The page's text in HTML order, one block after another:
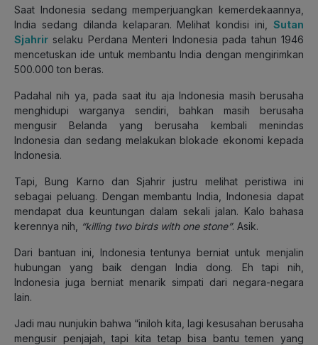
Saat Indonesia sedang memperjuangkan kemerdekaannya,
India sedang dilanda kelaparan. Melihat kondisi ini, Sutan
Sjahrir selaku Perdana Menteri Indonesia pada tahun 1946
mencetuskan ide untuk membantu India dengan mengirimkan
500.000 ton beras.
Padahal nih ya, pada saat itu aja Indonesia masih berusaha
menghidupi warganya sendiri, bahkan masih berusaha
mengusir Belanda yang berusaha kembali menindas
Indonesia dan sedang melakukan blokade ekonomi kepada
Indonesia.
Tapi, Bung Karno dan Sjahrir justru melihat peristiwa ini
sebagai peluang. Dengan membantu India, Indonesia dapat
mendapat dua keuntungan dalam sekali jalan. Kalo bahasa
kerennya nih,
“killing two birds with one stone”. Asik.
Dari bantuan ini, Indonesia tentunya berniat untuk menjalin
hubungan yang baik dengan India dong. Eh tapi nih,
Indonesia juga berniat menarik simpati dari negara-negara
lain.
Jadi mau nunjukin bahwa “iniloh kita, lagi kesusahan berusaha
mengusir penjajah, tapi kita tetap bisa bantu temen yang